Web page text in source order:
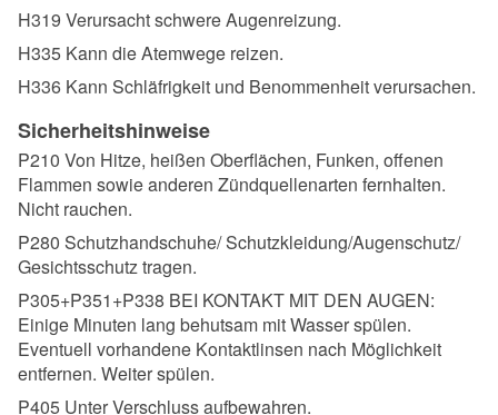
H319 Verursacht schwere Augenreizung.
H335 Kann die Atemwege reizen.
H336 Kann Schläfrigkeit und Benommenheit verursachen.
Sicherheitshinweise
P210 Von Hitze, heißen Oberflächen, Funken, offenen
Flammen sowie anderen Zündquellenarten fernhalten.
Nicht rauchen.
P280 Schutzhandschuhe/ Schutzkleidung/Augenschutz/
Gesichtsschutz tragen.
P305+P351+P338 BEI KONTAKT MIT DEN AUGEN:
Einige Minuten lang behutsam mit Wasser spülen.
Eventuell vorhandene Kontaktlinsen nach Möglichkeit
entfernen. Weiter spülen.
P405 Unter Verschluss aufbewahren.